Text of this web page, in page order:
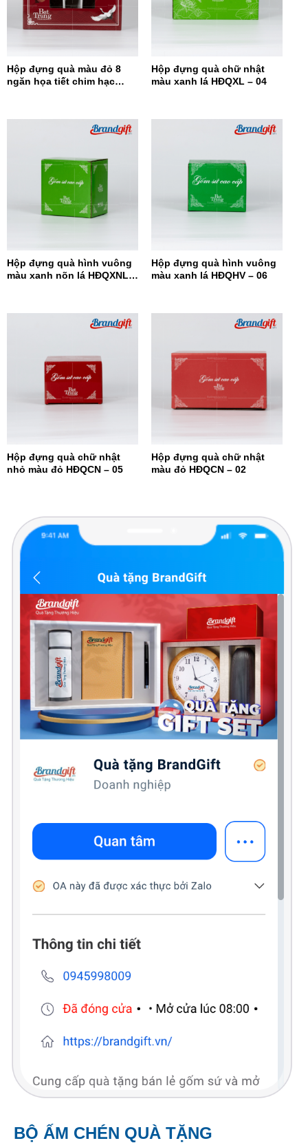
Hộp đựng quà màu đỏ 8
ngăn họa tiết chim hạc
Hộp đựng quà chữ nhật
màu xanh lá HĐQXL – 04
Hộp đựng quà hình vuông
màu xanh nõn lá HĐQXNL –
Hộp đựng quà hình vuông
màu xanh lá HĐQHV – 06
Hộp đựng quà chữ nhật
nhỏ màu đỏ HĐQCN – 05
Hộp đựng quà chữ nhật
màu đỏ HĐQCN – 02
BỘ ẤM CHÉN QUÀ TẶNG